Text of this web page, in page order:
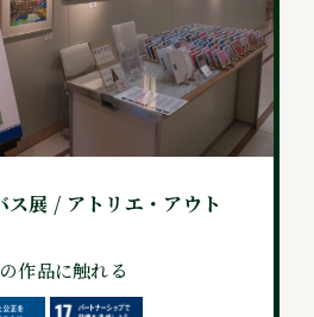
ス展 / アトリエ・アウト
作品に触れる